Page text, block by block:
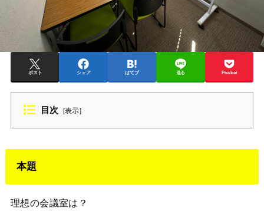
ポスト シェア はてブ 送る Pocket
目次 [表示]
本題
理想の会議室は？